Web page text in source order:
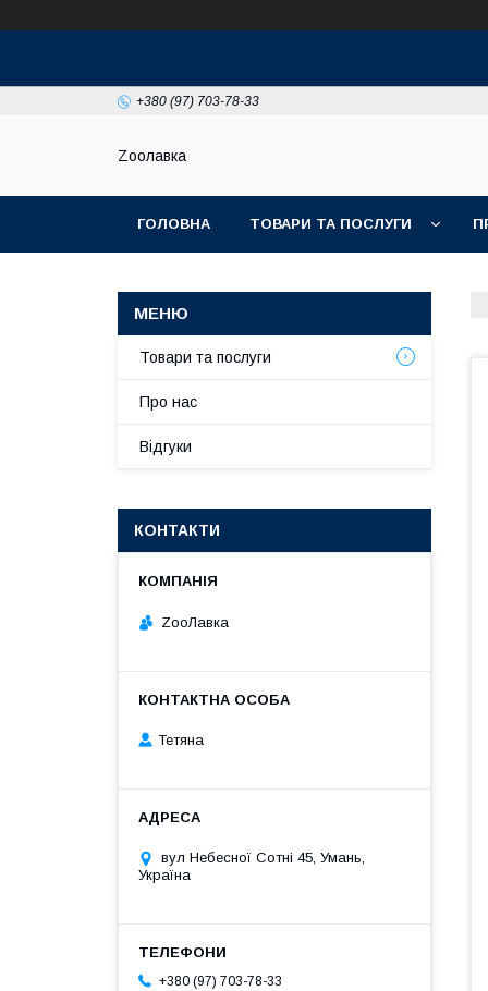
+380 (97) 703-78-33
Zooлавка
ГОЛОВНА ТОВАРИ ТА ПОСЛУГИ
Товари та послуги
Про нас
Відгуки
КОНТАКТИ
ZooЛавка
Тетяна
вул Небесної Сотні 45, Умань,
Україна
+380 (97) 703-78-33